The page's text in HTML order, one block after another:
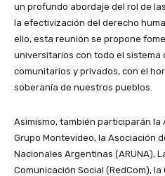
un profundo abordaje del rol de
la efectivización del derecho
ello, esta reunión se propone
universitarios con todo el sistema
comunitarios y privados, con el
soberanía de nuestros pueblos.
Asimismo, también participarán la
Grupo Montevideo, la Asociación
Nacionales Argentinas (ARUNA),
Comunicación Social (RedCom),